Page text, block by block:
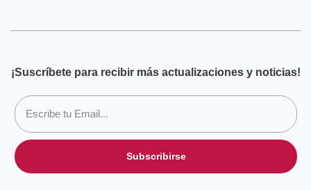
¡Suscríbete para recibir más actualizaciones y noticias!
Subscribirse